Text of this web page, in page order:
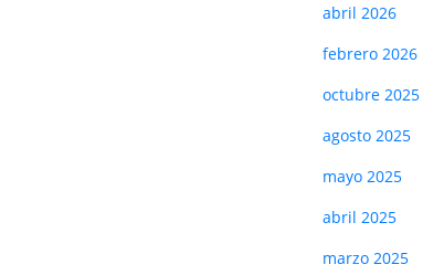
abril 2026
febrero 2026
octubre 2025
agosto 2025
mayo 2025
abril 2025
marzo 2025